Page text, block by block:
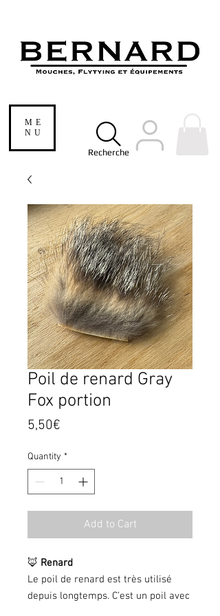
ME
NU
Recherche
Poil de renard Gray
Fox portion
5,50€
Quantity *
Add to Cart
🦊 Renard
Le poil de renard est très utilisé
depuis longtemps. C’est un poil avec